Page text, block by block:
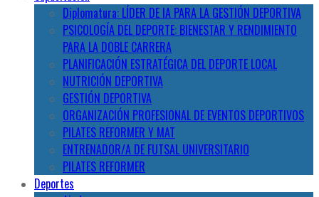
Diplomatura: LÍDER DE IA PARA LA GESTIÓN DEPORTIVA
PSICOLOGÍA DEL DEPORTE: BIENESTAR Y RENDIMIENTO
PARA LA DOBLE CARRERA
PLANIFICACIÓN ESTRATÉGICA DEL DEPORTE LOCAL
NUTRICIÓN DEPORTIVA
GESTIÓN DEPORTIVA
ORGANIZACIÓN PROFESIONAL DE EVENTOS DEPORTIVOS
PILATES REFORMER Y MAT
ENTRENADOR/A DE FUTSAL UNIVERSITARIO
PILATES REFORMER
Deportes